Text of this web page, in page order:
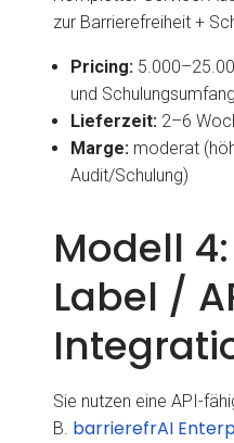
zur Barrierefreiheit +
Pricing:
und
Lieferzeit: 2–6
Marge: moderat
Audit/Schulung)
Modell
Label /
Sie nutzen eine API-
B. barrierefrAI